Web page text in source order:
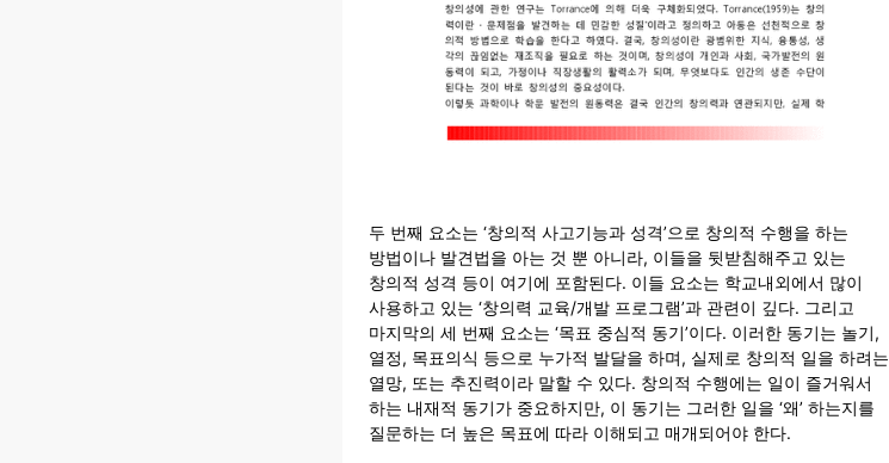
두 번째 요소는 ‘창의적 사고기능과 성격’으로 창의적 수행을 하는
방법이나 발견법을 아는 것 뿐 아니라, 이들을 뒷받침해주고 있는
창의적 성격 등이 여기에 포함된다. 이들 요소는 학교내외에서 많이
사용하고 있는 ‘창의력 교육/개발 프로그램’과 관련이 깊다. 그리고
마지막의 세 번째 요소는 ‘목표 중심적 동기’이다. 이러한 동기는 놀기,
열정, 목표의식 등으로 누가적 발달을 하며, 실제로 창의적 일을 하려는
열망, 또는 추진력이라 말할 수 있다. 창의적 수행에는 일이 즐거워서
하는 내재적 동기가 중요하지만, 이 동기는 그러한 일을 ‘왜’ 하는지를
질문하는 더 높은 목표에 따라 이해되고 매개되어야 한다.